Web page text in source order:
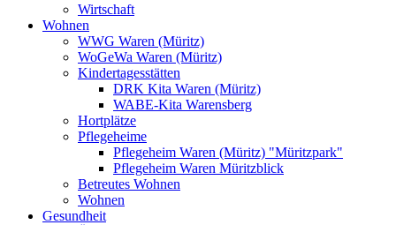
Wirtschaft
Wohnen
WWG Waren (Müritz)
WoGeWa Waren (Müritz)
Kindertagesstätten
DRK Kita Waren (Müritz)
WABE-Kita Warensberg
Hortplätze
Pflegeheime
Pflegeheim Waren (Müritz) "Müritzpark"
Pflegeheim Waren Müritzblick
Betreutes Wohnen
Wohnen
Gesundheit